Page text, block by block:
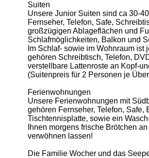
Suiten
Unsere Junior Suiten sind ca 30-
Fernseher, Telefon, Safe,
großzügigen Ablageflächen und
Schlafmöglichkeiten, Balkon und
Im Schlaf- sowie im Wohnraum
gehören Schreibtisch, Telefon,
verstellbare Lattenroste an Kopf-
(Suitenpreis für 2 Personen je
Ferienwohnungen
Unsere Ferienwohnungen mit
gehören Fernseher, Telefon,
Tischtennisplatte, sowie ein
Ihnen morgens frische Brötchen
verwöhnen lassen!
Die Familie Wocher und das